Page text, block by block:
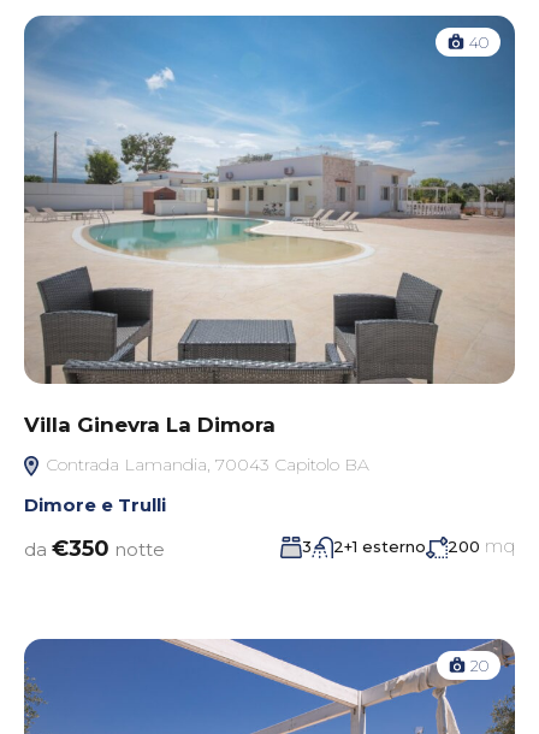
40
Villa Ginevra La Dimora
Contrada Lamandia, 70043 Capitolo BA
Dimore e Trulli
da €350 notte 3 2+1 esterno 200 mq
20